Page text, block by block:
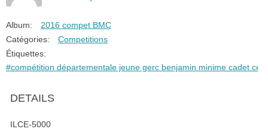
Album:
2016 compet BMC
Catégories:
Competitions
Étiquettes:
#compétition départementale jeune gerc benjamin minime cadet ceb
DETAILS
ILCE-5000